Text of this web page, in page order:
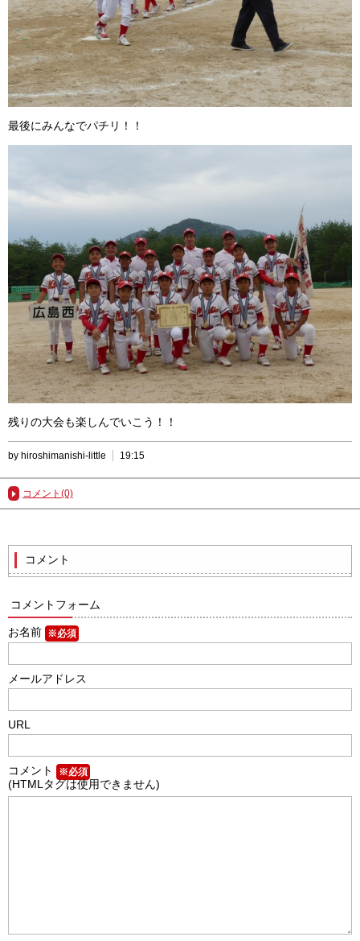
最後にみんなでパチリ！！
残りの大会も楽しんでいこう！！
by hiroshimanishi-little 19:15
コメント(0)
コメント
コメントフォーム
お名前 ※必須
メールアドレス
URL
コメント ※必須
(HTMLタグは使用できません)